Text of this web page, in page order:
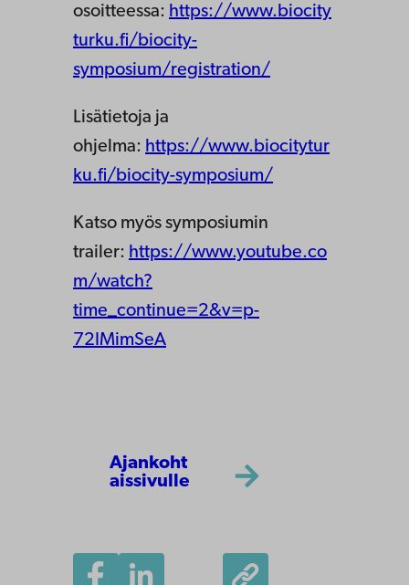
osoitteessa: https://www.biocity
turku.fi/biocity-
symposium/registration/
Lisätietoja ja
ohjelma: https://www.biocitytur
ku.fi/biocity-symposium/
Katso myös symposiumin
trailer: https://www.youtube.co
m/watch?
time_continue=2&v=p-
72IMimSeA
Ajankoht
aissivulle